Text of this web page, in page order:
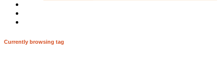
Currently browsing tag